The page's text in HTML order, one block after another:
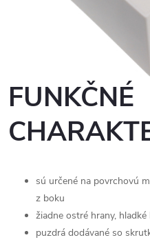
FUNKČNÉ
sú určené na povrchovú
z boku
žiadne ostré hrany,
puzdrá dodávané so